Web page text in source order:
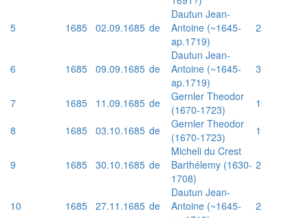
5 1685 02.09.1685 de
Dautun Jean-
Antoine (~1645-
ap.1719)
2
6 1685 09.09.1685 de
Dautun Jean-
Antoine (~1645-
ap.1719)
3
7 1685 11.09.1685 de
Gernler Theodor
(1670-1723)
1
8
1685 03.10.1685 de
Gernler Theodor
(1670-1723)
1
9 1685 30.10.1685 de
Micheli du Crest
Barthélemy (1630-
1708)
2
10 1685 27.11.1685 de
Dautun Jean-
Antoine (~1645-
2